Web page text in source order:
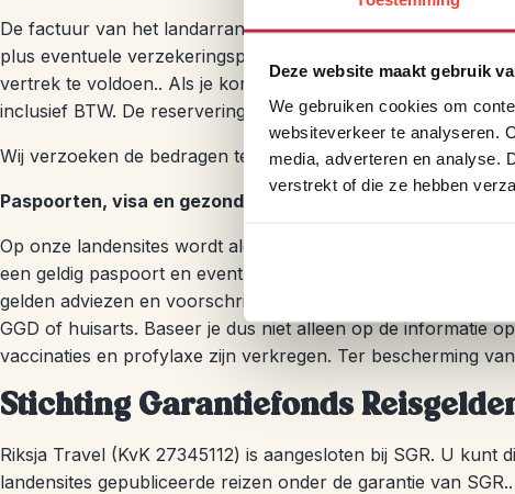
Deze website maakt gebruik
We gebruiken cookies om
websiteverkeer te analyseren.
media, adverteren en analyse.
verstrekt of die ze hebben
De factuur van het landarrangement wordt met de
plus eventuele verzekeringspremies. Wij verzoeken je de
vertrek te voldoen.. Als je korter dan 8 weken voor vertrek
inclusief BTW. De reserveringskosten voor een
Wij verzoeken de bedragen te voldoen op IBAN
Paspoorten, visa en gezondheid
Op onze landensites wordt algemene informatie over
een geldig paspoort en eventueel benodigde visa. Daarbij
gelden adviezen en voorschriften op het gebied van
GGD of huisarts. Baseer je dus niet alleen op de informatie
vaccinaties en profylaxe zijn verkregen. Ter bescherming
Stichting Garantiefonds
Riksja Travel (KvK 27345112) is aangesloten bij SGR. U kunt
landensites gepubliceerde reizen onder de garantie van